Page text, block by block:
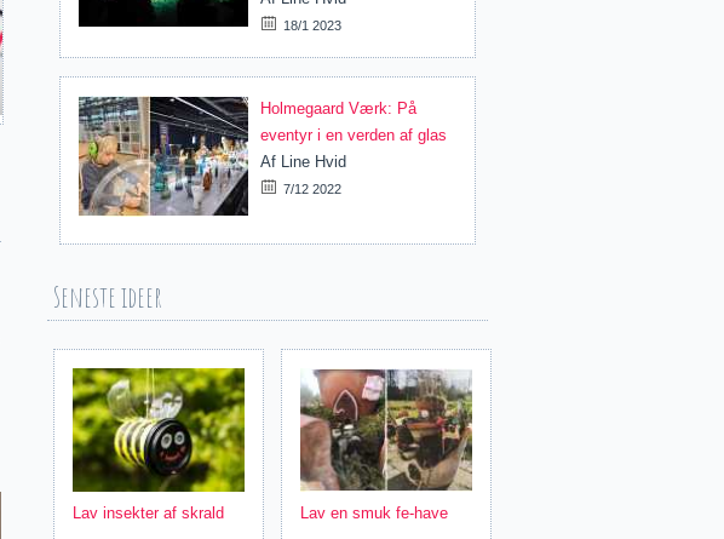
18/1 2023
Holmegaard Værk: På
eventyr i en verden af glas
Af Line Hvid
7/12 2022
Seneste ideer
Lav insekter af skrald Lav en smuk fe-have